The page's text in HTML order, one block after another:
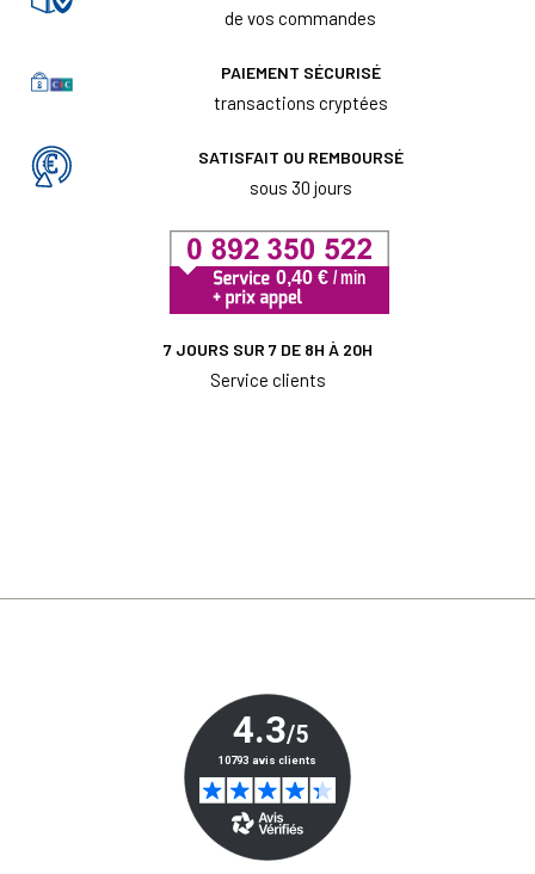
de vos commandes
PAIEMENT SÉCURISÉ
transactions cryptées
SATISFAIT OU REMBOURSÉ
sous 30 jours
7 JOURS SUR 7 DE 8H À 20H
Service clients